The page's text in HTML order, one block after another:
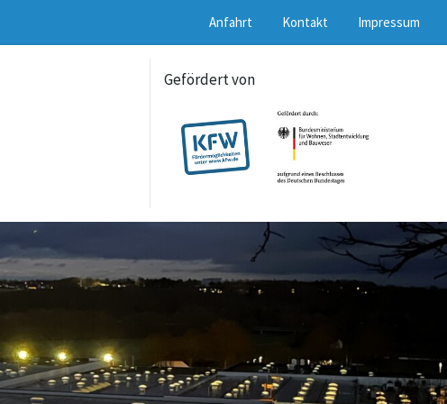
Anfahrt Kontakt Impressum
Gefördert von